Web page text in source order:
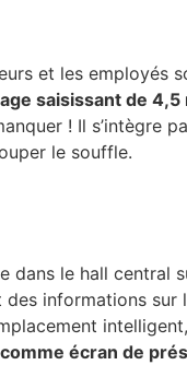
et les employés
saisissant de
! Il s’intègre
le souffle.
dans le hall central
des informations sur
comme écran de